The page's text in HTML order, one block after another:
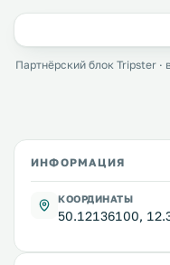
Партнёрский блок Tripster ·
ИНФОРМАЦИЯ
КООРДИНАТЫ
50.12136100,